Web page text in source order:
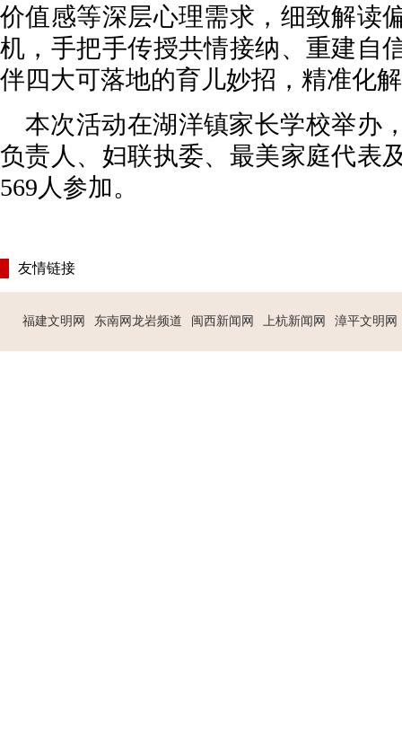
价值感等深层心理需求，细致解读
机，手把手传授共情接纳、重建自
伴四大可落地的育儿妙招，精准化
本次活动在湖洋镇家长学校举办
负责人、妇联执委、最美家庭代表
569人参加。
友情链接
福建文明网 东南网龙岩频道 闽西新闻网 上杭新闻网 漳平文明网